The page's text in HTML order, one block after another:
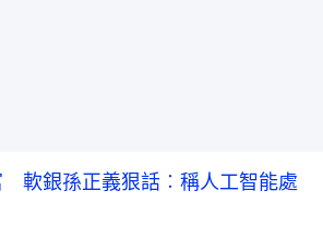
軟銀孫正義狠話︰稱人工智能處